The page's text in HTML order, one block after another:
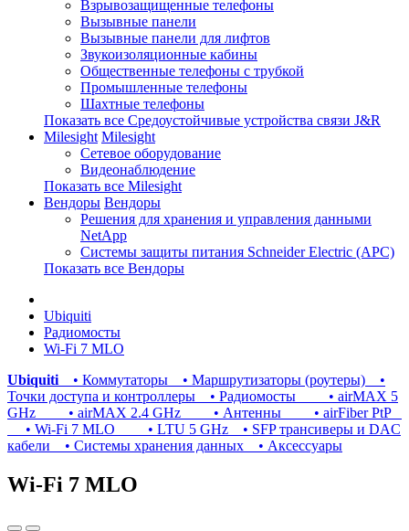
Взрывозащищенные телефоны
Вызывные панели
Вызывные панели для лифтов
Звукоизоляционные кабины
Общественные телефоны с трубкой
Промышленные телефоны
Шахтные телефоны
Показать все Средоустойчивые устройства связи J&R
Milesight Milesight
Сетевое оборудование
Видеонаблюдение
Показать все Milesight
Вендоры Вендоры
Решения для хранения и управления данными
NetApp
Системы защиты питания Schneider Electric (APC)
Показать все Вендоры
Ubiquiti
Радиомосты
Wi-Fi 7 MLO
Ubiquiti
• Коммутаторы • Маршрутизаторы (роутеры)
•
Точки доступа и контроллеры
• Радиомосты
• airMAX 5
GHz
• airMAX 2.4 GHz • Антенны
• airFiber PtP
• Wi-Fi 7 MLO
• LTU 5 GHz
• SFP трансиверы и DAC
кабели
• Системы хранения данных • Аксессуары
Wi-Fi 7 MLO